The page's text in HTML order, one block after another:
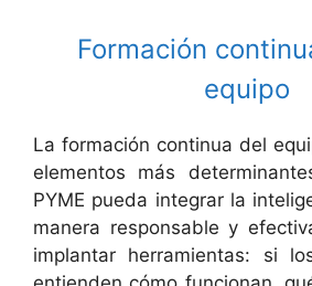
Formación
equipo
La formación continua del
elementos más
PYME pueda integrar la
manera responsable y
implantar herramientas: si